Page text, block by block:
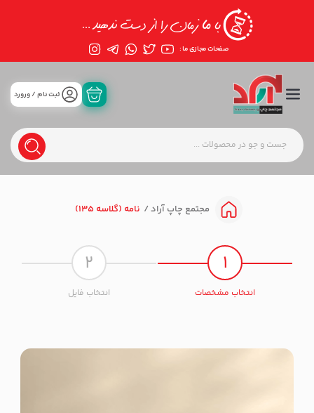
صفحات مجازی ما :
ثبت نام / ورورد
مجتمع چاپ آراد نامه (گلاسه 135)
1
انتخاب مشخصات
2
انتخاب فایل